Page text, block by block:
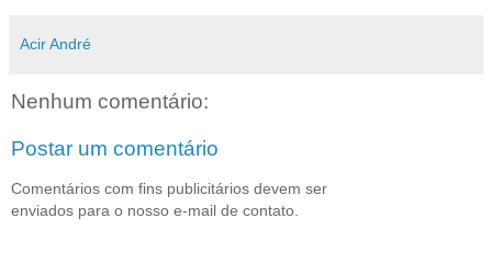
Acir André
Nenhum comentário:
Postar um comentário
Comentários com fins publicitários devem ser
enviados para o nosso e-mail de contato.